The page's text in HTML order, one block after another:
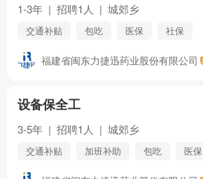
1-3年 | 招聘1人 | 城郊乡
交通补贴 包吃 医保
社保
五险
节日福利
年假 其他
福建省闽东力捷迅药业股份有限公司
设备保全工
3-5年 | 招聘1人 | 城郊乡
交通补贴 加班补助 包吃
医保
社保